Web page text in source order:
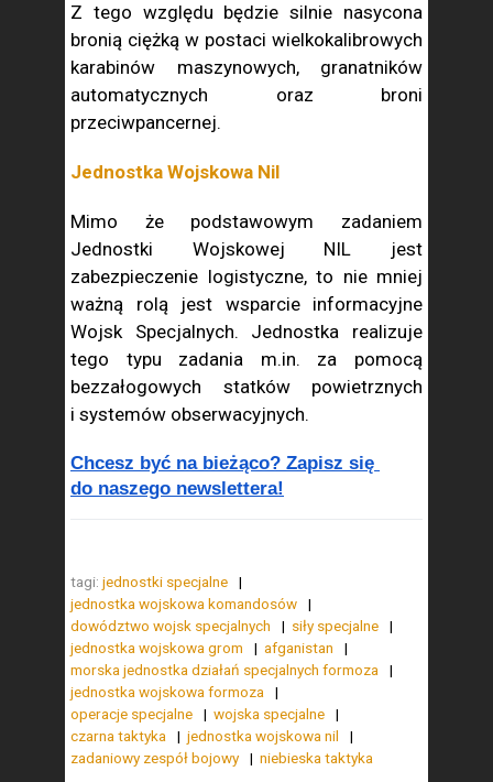
Z tego względu będzie silnie nasycona
bronią ciężką w postaci wielkokalibrowych
karabinów maszynowych, granatników
automatycznych oraz broni
przeciwpancernej.
Jednostka Wojskowa Nil
Mimo że podstawowym zadaniem
Jednostki Wojskowej NIL jest
zabezpieczenie logistyczne, to nie mniej
ważną rolą jest wsparcie informacyjne
Wojsk Specjalnych. Jednostka realizuje
tego typu zadania m.in. za pomocą
bezzałogowych statków powietrznych
i systemów obserwacyjnych.
Chcesz być na bieżąco? Zapisz się
do naszego newslettera!
tagi: jednostki specjalne
jednostka wojskowa komandosów
dowództwo wojsk specjalnych
siły specjalne
jednostka wojskowa grom
afganistan
morska jednostka działań specjalnych formoza
jednostka wojskowa formoza
operacje specjalne
wojska specjalne
czarna taktyka
jednostka wojskowa nil
zadaniowy zespół bojowy
niebieska taktyka